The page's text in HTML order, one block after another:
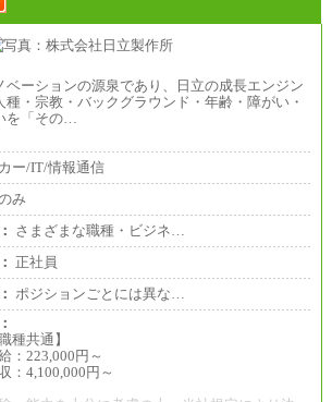
ベーションの源泉であり、日立の成長エンジン
・宗教・バックグラウンド・年齢・障がい・
を「その…
ー/IT/情報通信
み
さまざまな職種・ビジネ…
正社員
ポジションごとには異な…
種共通】
：223,000円～
：4,100,000円～